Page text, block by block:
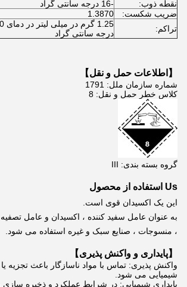
نقطه ذوب: -16 درجه سانتی گراد
ضریب شکست:
1.3870
تراکم:
1.25 گرم
درجه سانتی گراد
【اطلاعات حمل و نقل】
شماره سازمان ملل: 1791
کلاس خطر حمل و نقل: 8
گروه بسته بندی: III
Us استفاده از محصول
این یک اکسیدان قوی است.
، منسوجات ، صنایع سبک و غیره استفاده می شود.
【پایداری و واکنش پذیری】
واکنش پذیری: تماس با مواد ناسازگار باعث تجزیه
شیمیایی می شود.
پایداری شیمیایی: در شرایط عملکرد و ذخیره سازی